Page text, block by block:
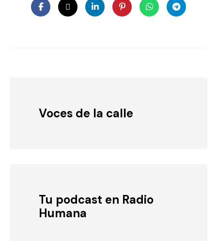
Voces de la calle
Tu podcast en Radio
Humana